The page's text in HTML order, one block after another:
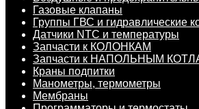
Газовые клапаны
Группы ГВС и гидравлические
Датчики NTC и температуры
Запчасти к КОЛОНКАМ
Запчасти к НАПОЛЬНЫМ
Краны подпитки
Манометры, термометры
Мембраны